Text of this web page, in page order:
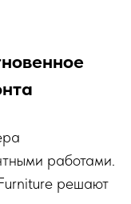
работами.
решают